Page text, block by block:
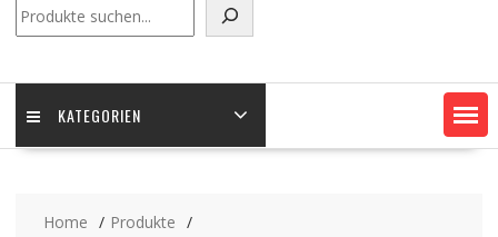
KATEGORIEN
Home
Produkte